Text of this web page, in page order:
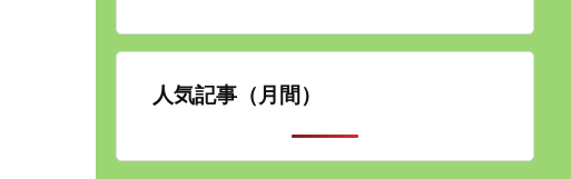
人気記事（月間）